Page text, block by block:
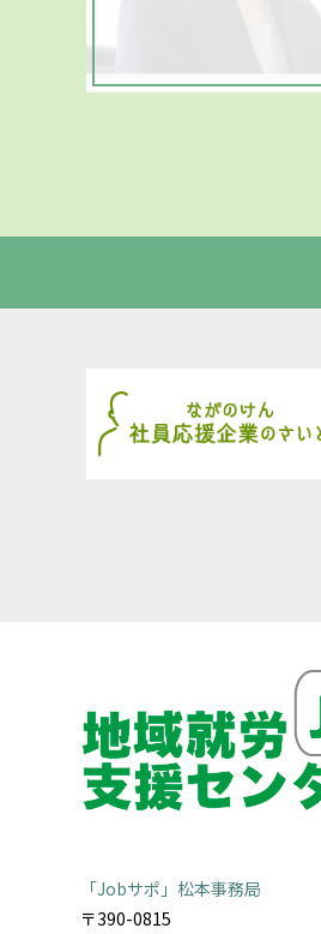
「Jobサポ」松本事務局
〒390-0815